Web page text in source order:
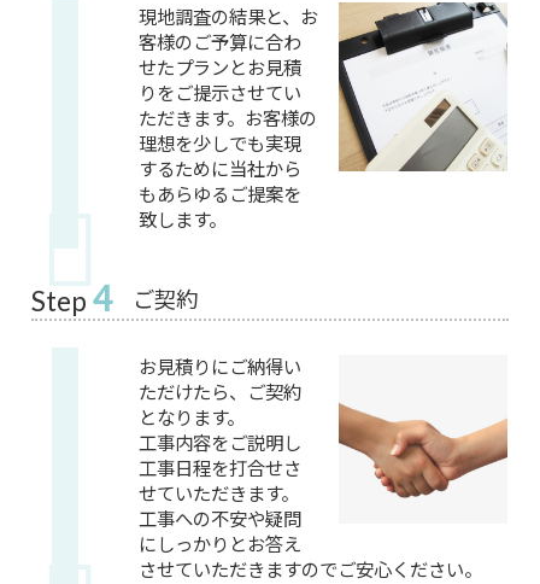
現地調査の結果と、お
客様のご予算に合わ
せたプランとお見積
りをご提示させてい
ただきます。お客様の
理想を少しでも実現
するために当社から
もあらゆるご提案を
致します。
Step 4 ご契約
お見積りにご納得い
ただけたら、ご契約
となります。
工事内容をご説明し
工事日程を打合せさ
せていただきます。
工事への不安や疑問
にしっかりとお答え
させていただきますのでご安心ください。